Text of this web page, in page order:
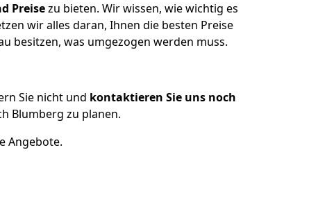
Preisezu bieten. Wir wissen, wie wichtig es
wir alles daran, Ihnen die besten Preise
besitzen, was umgezogen werden muss.
Sie nicht und kontaktieren Sie uns noch
Blumberg zu planen.
Angebote.